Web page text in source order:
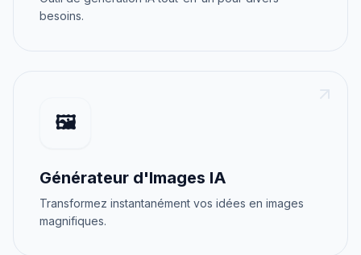
besoins.
🖼️
Générateur d'Images IA
Transformez instantanément vos idées en images
magnifiques.